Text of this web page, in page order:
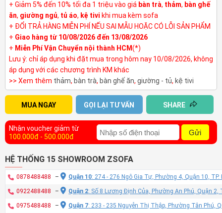
+ Giảm 5% đến 10% tối đa 1 triệu vào giá bàn trà, thảm, bàn ghế
ăn, giường ngủ, tủ áo, kệ tivi khi mua kèm sofa
+ ĐỔI TRẢ HÀNG MIỄN PHÍ NẾU SAI MẪU HOẶC CÓ LỖI SẢN PHẨM
+ Giao hàng từ 10/08/2026 đến 13/08/2026
+ Miễn Phí Vận Chuyển nội thành HCM(*)
Lưu ý: chỉ áp dụng khi đặt mua trong hôm nay 10/08/2026, không
áp dụng với các chương trình KM khác
>> Xem thêm thảm, bàn trà, bàn ghế ăn, giường - tủ, kệ tivi
MUA NGAY GỌI LẠI TƯ VẤN SHARE
Nhận voucher giảm từ
100.000đ - 500.000đ
Gửi
HỆ THỐNG 15 SHOWROOM ZSOFA
0878488488 – Quận 10: 274 - 276 Ngô Gia Tự, Phường 4, Quận 10, TP.
0922488488 – Quận 2: Số 8 Lương Định Của, Phường An Phú, Quận 2,
0975488488 – Quận 7: 233 - 235 Nguyễn Thị Thập, Phường Tân Phú,